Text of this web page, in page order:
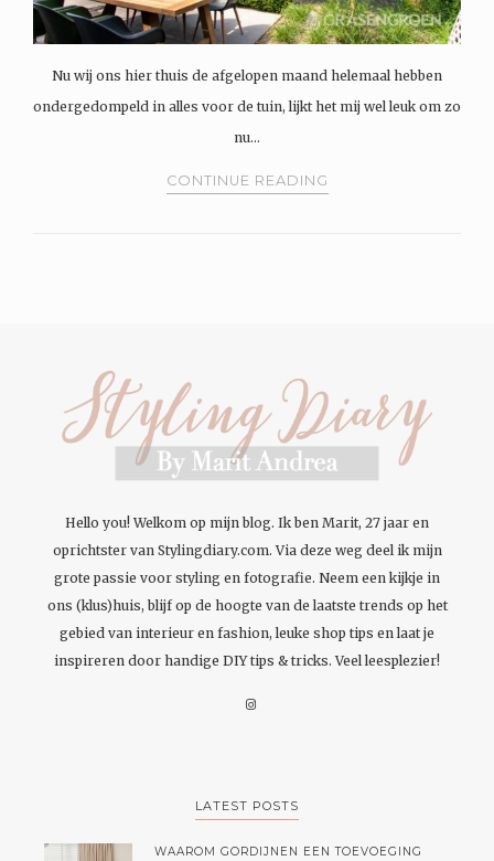
Nu wij ons hier thuis de afgelopen maand helemaal hebben
ondergedompeld in alles voor de tuin, lijkt het mij wel leuk om zo
nu…
CONTINUE READING
Hello you! Welkom op mijn blog. Ik ben Marit, 27 jaar en
oprichtster van Stylingdiary.com. Via deze weg deel ik mijn
grote passie voor styling en fotografie. Neem een kijkje in
ons (klus)huis, blijf op de hoogte van de laatste trends op het
gebied van interieur en fashion, leuke shop tips en laat je
inspireren door handige DIY tips & tricks. Veel leesplezier!
LATEST POSTS
WAAROM GORDIJNEN EEN TOEVOEGING